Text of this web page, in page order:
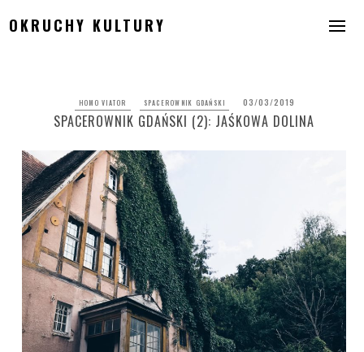
toOKRUCHY KULTURY
HOMO VIATOR SPACEROWNIK GDAŃSKI 03/03/2019
SPACEROWNIK GDAŃSKI (2): JAŚKOWA DOLINA